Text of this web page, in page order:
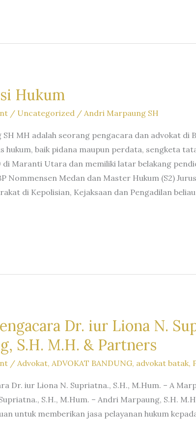
Hukum
/ Uncategorized/ Andri Marpaung SH
MH adalah seorang pengacara dan advokat di
hukum, baik pidana maupun perdata, sengketa
di Maranti Utara dan memiliki latar belakang
Nommensen Medan dan Master Hukum (S2)
di Kepolisian, Kejaksaan dan Pengadilan
Dr. iur Liona N.
S.H. M.H. & Partners
/ Advokat, ADVOKAT BANDUNG, advokat batak,
Dr. iur Liona N. Supriatna., S.H., M.Hum. – A
S.H., M.Hum. – Andri Marpaung, S.H.
untuk memberikan jasa pelayanan hukum